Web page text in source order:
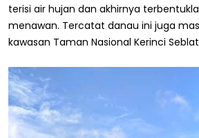
terisi air hujan dan akhirnya
menawan. Tercatat danau ini juga
kawasan Taman Nasional Kerinci